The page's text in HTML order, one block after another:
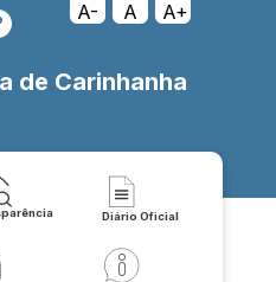
A- A A+
de Carinhanha
Diário Oficial